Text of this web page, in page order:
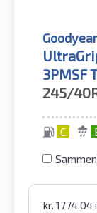
Goodyear
3PMSF
245/
C
kr. 1774.04